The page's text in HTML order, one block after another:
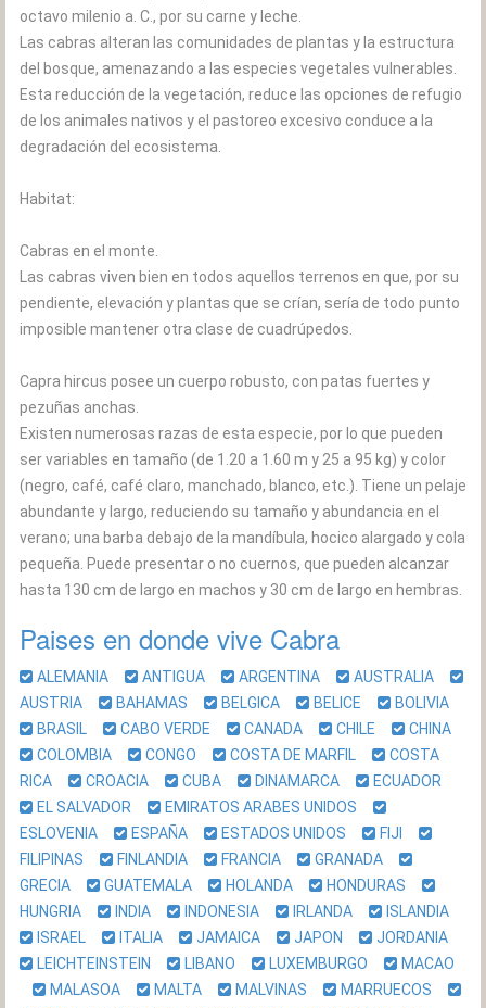
octavo milenio a. C., por su carne y leche.
Las cabras alteran las comunidades de plantas y la estructura
del bosque, amenazando a las especies vegetales vulnerables.
Esta reducción de la vegetación, reduce las opciones de refugio
de los animales nativos y el pastoreo excesivo conduce a la
degradación del ecosistema.
Habitat:
Cabras en el monte.
Las cabras viven bien en todos aquellos terrenos en que, por su
pendiente, elevación y plantas que se crían, sería de todo punto
imposible mantener otra clase de cuadrúpedos.
Capra hircus posee un cuerpo robusto, con patas fuertes y
pezuñas anchas.
Existen numerosas razas de esta especie, por lo que pueden
ser variables en tamaño (de 1.20 a 1.60 m y 25 a 95 kg) y color
(negro, café, café claro, manchado, blanco, etc.). Tiene un pelaje
abundante y largo, reduciendo su tamaño y abundancia en el
verano; una barba debajo de la mandíbula, hocico alargado y cola
pequeña. Puede presentar o no cuernos, que pueden alcanzar
hasta 130 cm de largo en machos y 30 cm de largo en hembras.
Paises en donde vive Cabra
ALEMANIA ANTIGUA ARGENTINA
AUSTRALIA
AUSTRIA
BAHAMAS BELGICA BELICE
BOLIVIA
BRASIL
CABO VERDE CANADA CHILE
CHINA
COLOMBIA
CONGO COSTA DE MARFIL
COSTA
RICA
CROACIA CUBA DINAMARCA
ECUADOR
EL SALVADOR
EMIRATOS ARABES UNIDOS
ESLOVENIA
ESPAÑA ESTADOS UNIDOS
FIJI
FILIPINAS
FINLANDIA FRANCIA
GRANADA
GRECIA
GUATEMALA HOLANDA
HONDURAS
HUNGRIA
INDIA INDONESIA IRLANDA
ISLANDIA
ISRAEL
ITALIA JAMAICA JAPON
JORDANIA
LEICHTEINSTEIN
LIBANO LUXEMBURGO
MACAO
MALASOA
MALTA MALVINAS
MARRUECOS